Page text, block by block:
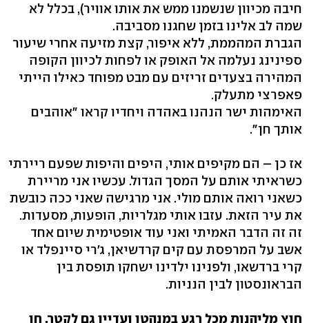
חיבה מכיוון שנשמנו ממש את אותו אוויר), בכלל לא
שמה לב אלינו בזמן שחגנו מסביבה.
הגברת המהממת, ללא איפור, קצת מזיעה אחרי שיעור
ספינינג נעלמה אל האופק או לפחות לכיוון הקופה
המהירה בצעדים זריזים עם מבט מפוחד כאילו הייתי
פאפרצי מתעלק.
האימהות ישר הנהנו באהדה ויחדיו קראו "אוהבים
אותך חן".
אז כן – הם מקיפים אותי, היפים והיפות שפעם ריירתי
כשראיתי אותם על המסך הגדול. עכשיו אני מריירת
כשאני רואה אותם מולי. אני מרגישה שאני ככה כובשת
את עיר הזאת. עזבו אותי מגלריות, הופעות, מסעדות.
זה זה הדבר האמיתי ואני עוד אופטימית שיום אחד
אשב על המרפסת עם קים קרדשיאן, ג׳רי סיינפלד או
קרי ברדשאו, ולפנינו ילדינו ישחקו תופסת בין
הבראונסטון לבין הנניות.
חוץ מליהנות מכל רגע במנהטן ועדיין גם לקטר, חן